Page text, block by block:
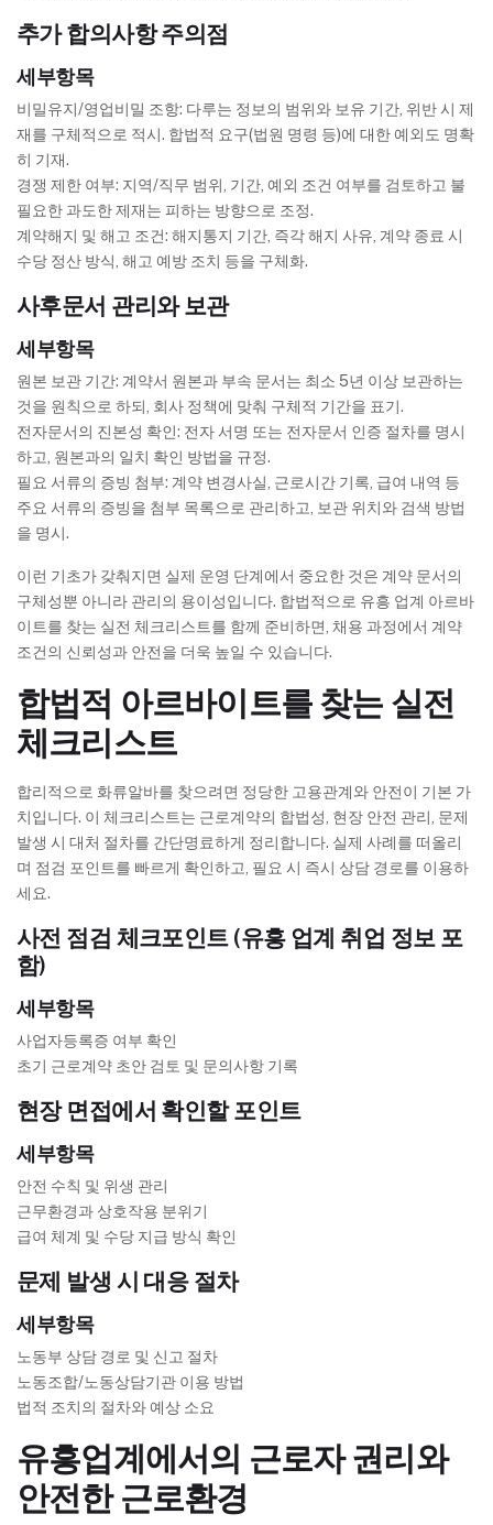
추가 합의사항 주의점
세부항목
비밀유지/영업비밀 조항: 다루는 정보의 범위와 보유 기간, 위반 시 제
재를 구체적으로 적시. 합법적 요구(법원 명령 등)에 대한 예외도 명확
히 기재.
경쟁 제한 여부: 지역/직무 범위, 기간, 예외 조건 여부를 검토하고 불
필요한 과도한 제재는 피하는 방향으로 조정.
계약해지 및 해고 조건: 해지통지 기간, 즉각 해지 사유, 계약 종료 시
수당 정산 방식, 해고 예방 조치 등을 구체화.
사후문서 관리와 보관
세부항목
원본 보관 기간: 계약서 원본과 부속 문서는 최소 5년 이상 보관하는
것을 원칙으로 하되, 회사 정책에 맞춰 구체적 기간을 표기.
전자문서의 진본성 확인: 전자 서명 또는 전자문서 인증 절차를 명시
하고, 원본과의 일치 확인 방법을 규정.
필요 서류의 증빙 첨부: 계약 변경사실, 근로시간 기록, 급여 내역 등
주요 서류의 증빙을 첨부 목록으로 관리하고, 보관 위치와 검색 방법
을 명시.
이런 기초가 갖춰지면 실제 운영 단계에서 중요한 것은 계약 문서의
구체성뿐 아니라 관리의 용이성입니다. 합법적으로 유흥 업계 아르바
이트를 찾는 실전 체크리스트를 함께 준비하면, 채용 과정에서 계약
조건의 신뢰성과 안전을 더욱 높일 수 있습니다.
합법적 아르바이트를 찾는 실전
체크리스트
합리적으로 화류알바를 찾으려면 정당한 고용관계와 안전이 기본 가
치입니다. 이 체크리스트는 근로계약의 합법성, 현장 안전 관리, 문제
발생 시 대처 절차를 간단명료하게 정리합니다. 실제 사례를 떠올리
며 점검 포인트를 빠르게 확인하고, 필요 시 즉시 상담 경로를 이용하
세요.
사전 점검 체크포인트 (유흥 업계 취업 정보 포
함)
세부항목
사업자등록증 여부 확인
초기 근로계약 초안 검토 및 문의사항 기록
현장 면접에서 확인할 포인트
세부항목
안전 수칙 및 위생 관리
근무환경과 상호작용 분위기
급여 체계 및 수당 지급 방식 확인
문제 발생 시 대응 절차
세부항목
노동부 상담 경로 및 신고 절차
노동조합/노동상담기관 이용 방법
법적 조치의 절차와 예상 소요
유흥업계에서의 근로자 권리와
안전한 근로환경